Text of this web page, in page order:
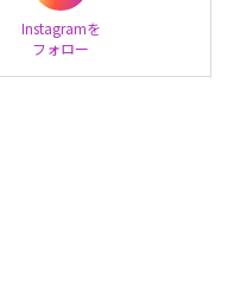
Instagramを
フォロー